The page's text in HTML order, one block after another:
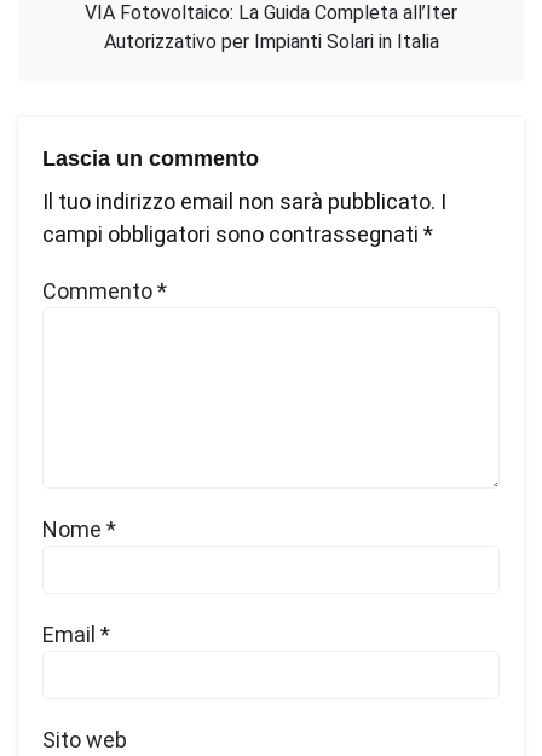
VIA Fotovoltaico: La Guida Completa all’Iter
Autorizzativo per Impianti Solari in Italia
Lascia un commento
Il tuo indirizzo email non sarà pubblicato. I
campi obbligatori sono contrassegnati *
Commento*
Nome *
Email *
Sito web